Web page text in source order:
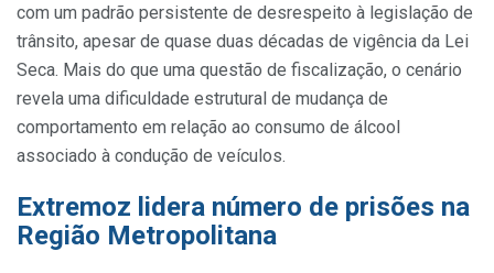
com um padrão persistente de desrespeito à legislação de
trânsito, apesar de quase duas décadas de vigência da Lei
Seca. Mais do que uma questão de fiscalização, o cenário
revela uma dificuldade estrutural de mudança de
comportamento em relação ao consumo de álcool
associado à condução de veículos.
Extremoz lidera número de prisões na
Região Metropolitana